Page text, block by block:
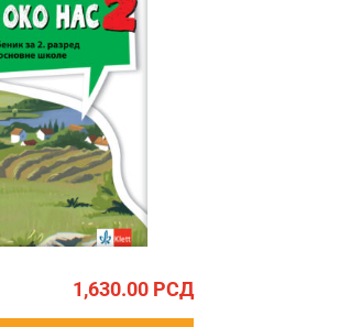
1,630.00 РСД